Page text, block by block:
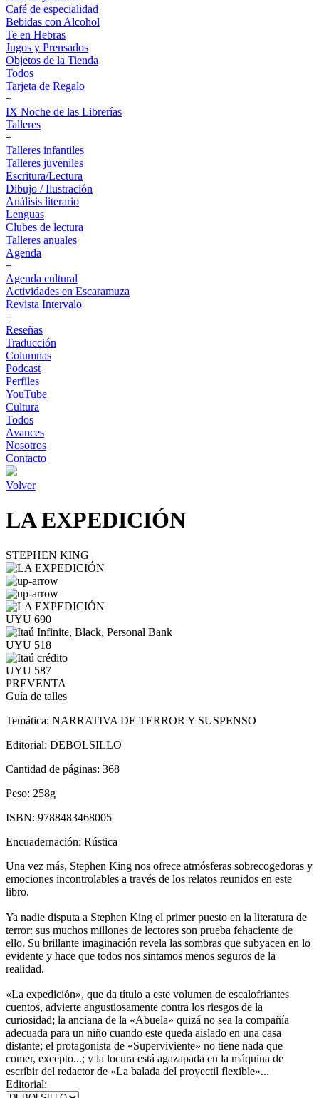
Café de especialidad
Bebidas con Alcohol
Te en Hebras
Jugos y Prensados
Objetos de la Tienda
Todos
Tarjeta de Regalo
+
IX Noche de las Librerías
Talleres
+
Talleres infantiles
Talleres juveniles
Escritura/Lectura
Dibujo / Ilustración
Análisis literario
Lenguas
Clubes de lectura
Talleres anuales
Agenda
+
Agenda cultural
Actividades en Escaramuza
Revista Intervalo
+
Reseñas
Traducción
Columnas
Podcast
Perfiles
YouTube
Cultura
Todos
Avances
Nosotros
Contacto
Volver
LA EXPEDICIÓN
STEPHEN KING
UYU 690
UYU 518
UYU 587
PREVENTA
Guía de talles
Temática: NARRATIVA DE TERROR Y SUSPENSO
Editorial: DEBOLSILLO
Cantidad de páginas: 368
Peso: 258g
ISBN: 9788483468005
Encuadernación: Rústica
Una vez más, Stephen King nos ofrece atmósferas sobrecogedoras y
emociones incontrolables a través de los relatos reunidos en este
libro.
Ya nadie disputa a Stephen King el primer puesto en la literatura de
terror: sus muchos millones de lectores son prueba fehaciente de
ello. Su brillante imaginación revela las sombras que subyacen en lo
evidente y hace que todos nos sintamos menos seguros de la
realidad.
«La expedición», que da título a este volumen de escalofriantes
cuentos, advierte angustiosamente contra los riesgos de la
curiosidad; la anciana de la «Abuela» quizá no sea la compañía
adecuada para un niño cuando este queda aislado en una casa
distante; el protagonista de «Superviviente» no tiene nada que
comer, excepto...; y la locura está agazapada en la máquina de
escribir del redactor de «La balada del proyectil flexible»...
Editorial: